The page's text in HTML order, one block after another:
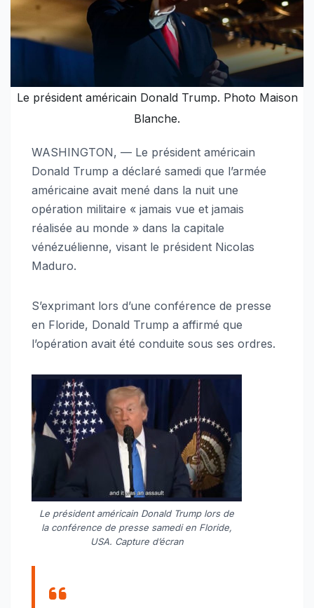
Le président américain Donald Trump. Photo Maison
Blanche.
WASHINGTON, — Le président américain
Donald Trump a déclaré samedi que l’armée
américaine avait mené dans la nuit une
opération militaire « jamais vue et jamais
réalisée au monde » dans la capitale
vénézuélienne, visant le président Nicolas
Maduro.
S’exprimant lors d’une conférence de presse
en Floride, Donald Trump a affirmé que
l’opération avait été conduite sous ses ordres.
Le président américain Donald Trump lors de
la conférence de presse samedi en Floride,
USA. Capture d’écran